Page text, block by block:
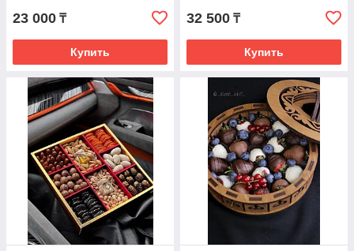
23 000 ₸
Купить
32 500 ₸
Купить